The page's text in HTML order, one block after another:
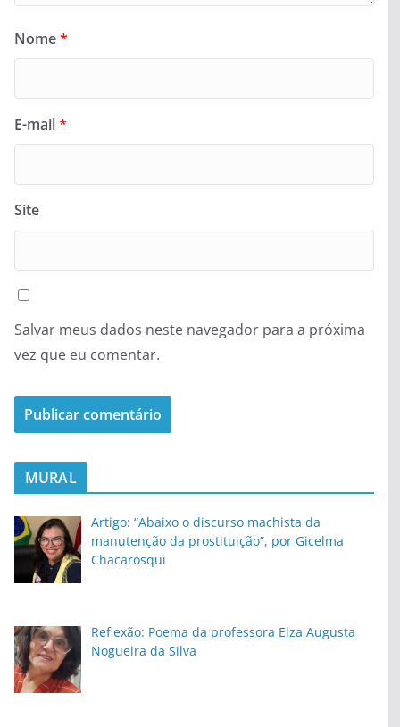
Nome*
E-mail*
Site
Salvar meus dados neste navegador para a próxima
vez que eu comentar.
MURAL
Artigo: “Abaixo o discurso machista da
manutenção da prostituição”, por Gicelma
Chacarosqui
Reflexão: Poema da professora Elza Augusta
Nogueira da Silva